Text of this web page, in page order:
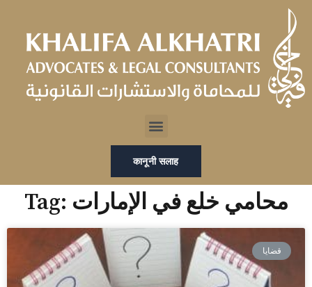
content
Menu
कानूनी सलाह
Tag: محامي خلع في الإمارات
قضايا